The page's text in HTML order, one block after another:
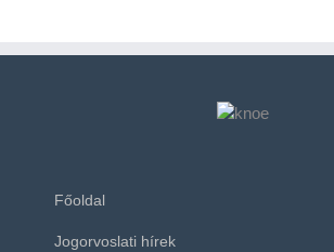
Főoldal
Jogorvoslati hírek